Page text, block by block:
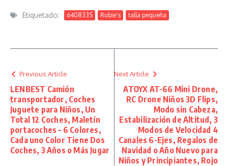
Etiquetado: 640833S Rubie's talla pequeña
Previous Article
LENBEST Camión
transportador, Coches
Juguete para Niños, Un
Total 12 Coches, Maletín
portacoches – 6 Colores,
Cada uno Color Tiene Dos
Coches, 3 Años o Más Jugar
Next Article
ATOYX AT-66 Mini Drone,
RC Drone Niños 3D Flips,
Modo sin Cabeza,
Estabilización de Altitud, 3
Modos de Velocidad 4
Canales 6-Ejes, Regalos de
Navidad o Año Nuevo para
Niños y Principiantes, Rojo